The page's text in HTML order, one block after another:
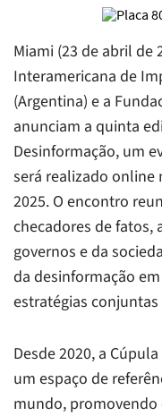
Miami (23 de abril de
Interamericana de
(Argentina) e a
anunciam a quinta
Desinformação, um
será realizado online
2025. O encontro
checadores de fatos,
governos e da
da desinformação
estratégias
Desde 2020, a
um espaço de
mundo, promovendo